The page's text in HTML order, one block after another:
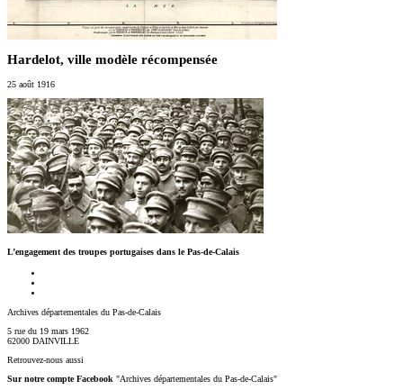
Hardelot, ville modèle récompensée
25 août 1916
L’engagement des troupes portugaises dans le Pas-de-Calais
Archives départementales du Pas-de-Calais
5 rue du 19 mars 1962
62000 DAINVILLE
Retrouvez-nous aussi
Sur notre compte Facebook "Archives départementales du Pas-de-Calais"